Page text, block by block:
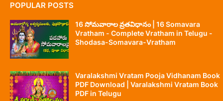
POPULAR POSTS
16 సోమవారాల వ్రతవిధానం | 16 Somavara
Vratham - Complete Vratham in Telugu -
Shodasa-Somavara-Vratham
Varalakshmi Vratam Pooja Vidhanam Book
PDF Download | Varalakshmi Vratam Book
PDF in Telugu